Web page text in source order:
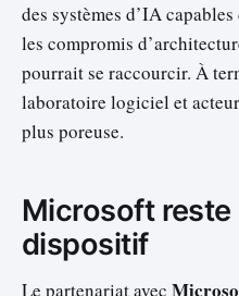
des systèmes d’IA
les compromis
pourrait se raccourcir. À
laboratoire logiciel et
plus poreuse.
Microsoft reste
dispositif
Le partenariat avec